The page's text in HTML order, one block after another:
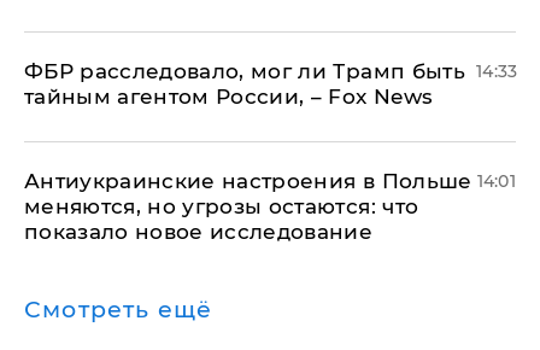
ФБР расследовало, мог ли Трамп быть
тайным агентом России, – Fox News
14:33
Антиукраинские настроения в Польше
меняются, но угрозы остаются: что
показало новое исследование
14:01
Смотреть ещё